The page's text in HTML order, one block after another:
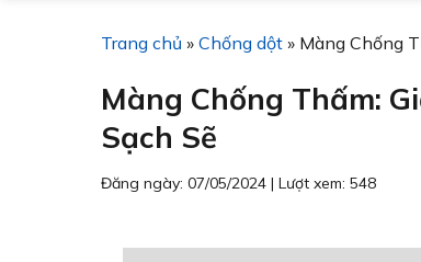
Trang chủ » Chống dột » Màng Chống
Màng Chống Thấm:
Sạch Sẽ
Đăng ngày: 07/05/2024 | Lượt xem: 548